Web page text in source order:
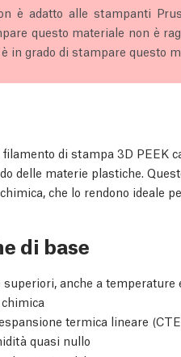
è adatto alle stampanti
questo materiale non è
in grado di stampare questo
filamento di stampa 3D PEEK
delle materie plastiche.
che lo rendono ideale
di base
anche a temperature
termica lineare
quasi nullo